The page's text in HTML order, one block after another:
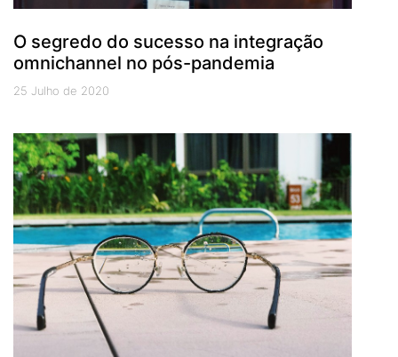
O segredo do sucesso na integração
omnichannel no pós-pandemia
25 Julho de 2020